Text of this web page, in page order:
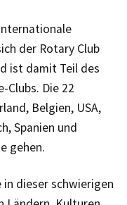
der Rotary Club
ist damit Teil des
Die 22
Belgien, USA,
Spanien und
gehen.
in dieser schwierigen